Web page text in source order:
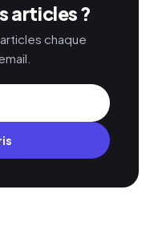
articles ?
chaque